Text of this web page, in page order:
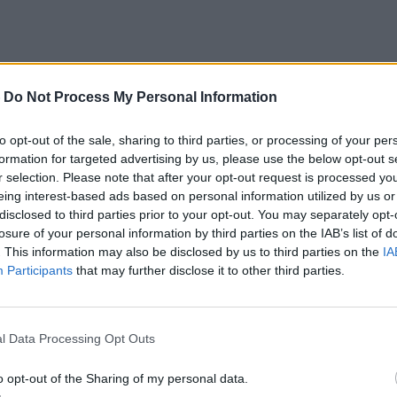
Do Not Process My Personal Information
opt-out of the sale, sharing to third parties, or processing of your
for targeted advertising by us, please use the below opt-out
selection. Please note that after your opt-out request is processed
interest-based ads based on personal information utilized by us
to third parties prior to your opt-out. You may separately
of your personal information by third parties on the IAB’s list of
This information may also be disclosed by us to third parties on the
Participants that may further disclose it to other third parties.
Data Processing Opt Outs
opt-out of the Sharing of my personal data.
medium w Google
w Sejmie odniósł się do głosowań w
liderów opozycji ws. projektu ustawy
oni, że podczas pierwszego
zagłosują za skierowaniem projektu do